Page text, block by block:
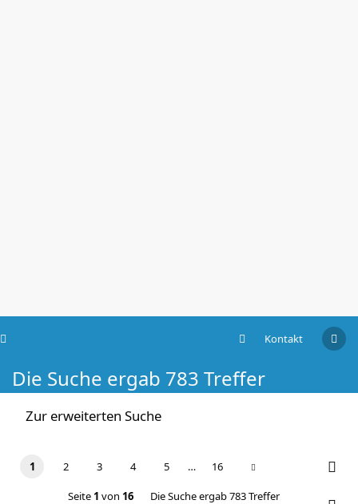
Kontakt
Die Suche ergab 783 Treffer
Zur erweiterten Suche
1 2 3 4 5 … 16
Seite 1 von 16 Die Suche ergab 783 Treffer